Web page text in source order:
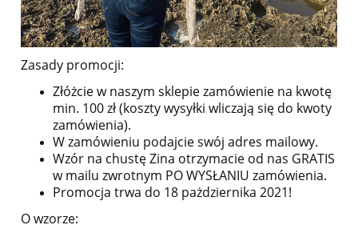
Zasady promocji:
Złóżcie w naszym sklepie zamówienie na kwotę
min. 100 zł (koszty wysyłki wliczają się do kwoty
zamówienia).
W zamówieniu podajcie swój adres mailowy.
Wzór na chustę Zina otrzymacie od nas GRATIS
w mailu zwrotnym PO WYSŁANIU zamówienia.
Promocja trwa do 18 pażdziernika 2021!
O wzorze: